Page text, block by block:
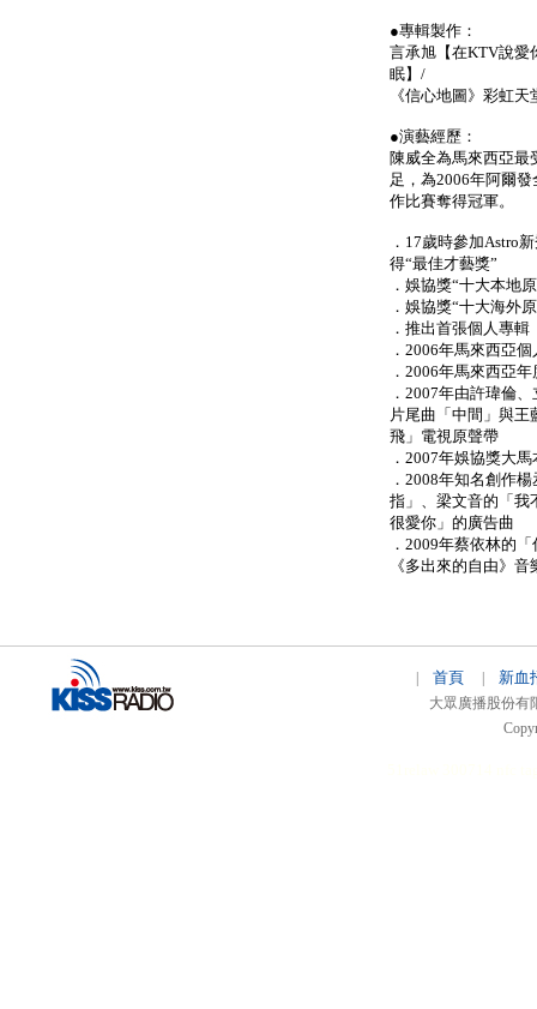
●專輯製作：
言承旭【在KTV說愛
眠】/
《信心地圖》彩虹
●演藝經歷：
陳威全為馬來西亞最
足，為2006年阿爾
作比賽奪得冠軍。
．17歲時參加Astro
得“最佳才藝獎”
．娛協獎“十大本地
．娛協獎“十大海外
．推出首張個人專輯
．2006年馬來西亞
．2006年馬來西亞
．2007年由許瑋倫
片尾曲「中間」與
飛」電視原聲帶
．2007年娛協獎大
．2008年知名創作
指」、梁文音的「我
很愛你」的廣告曲
．2009年蔡依林的
《多出來的自由》
首頁 新血
大眾廣播股份有